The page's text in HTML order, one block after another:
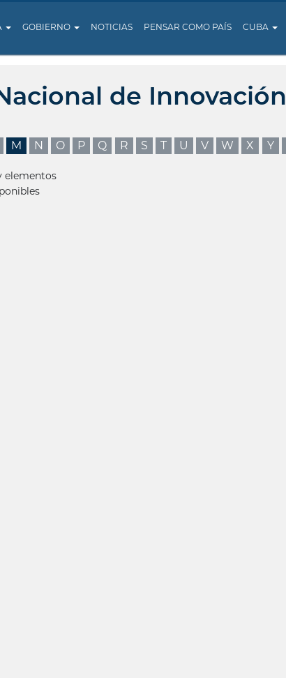
GOBIERNO NOTICIAS PENSAR COMO PAÍS CUBA
de Innovación
M N O P Q R S T U V W X Y
elementos